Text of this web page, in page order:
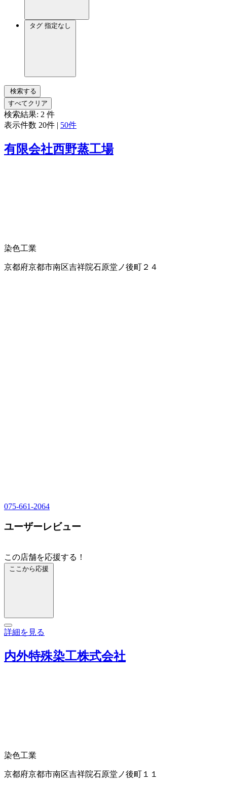
タグ 指定なし
検索する
すべてクリア
検索結果: 2 件
表示件数 20件 | 50件
有限会社西野蒸工場
染色工業
京都府京都市南区吉祥院石原堂ノ後町２４
075-661-2064
ユーザーレビュー
この店舗を応援する！
ここから応援
詳細を見る
内外特殊染工株式会社
染色工業
京都府京都市南区吉祥院石原堂ノ後町１１